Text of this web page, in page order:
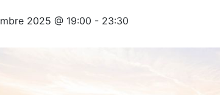
2025 @ 19:00 - 23:30